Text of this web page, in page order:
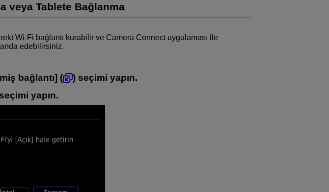
veya Tablete Bağlanma
Wi-Fi bağlantı kurabilir ve Camera Connect uygulaması ile
edebilirsiniz.
bağlantı] (
) seçimi yapın.
yapın.